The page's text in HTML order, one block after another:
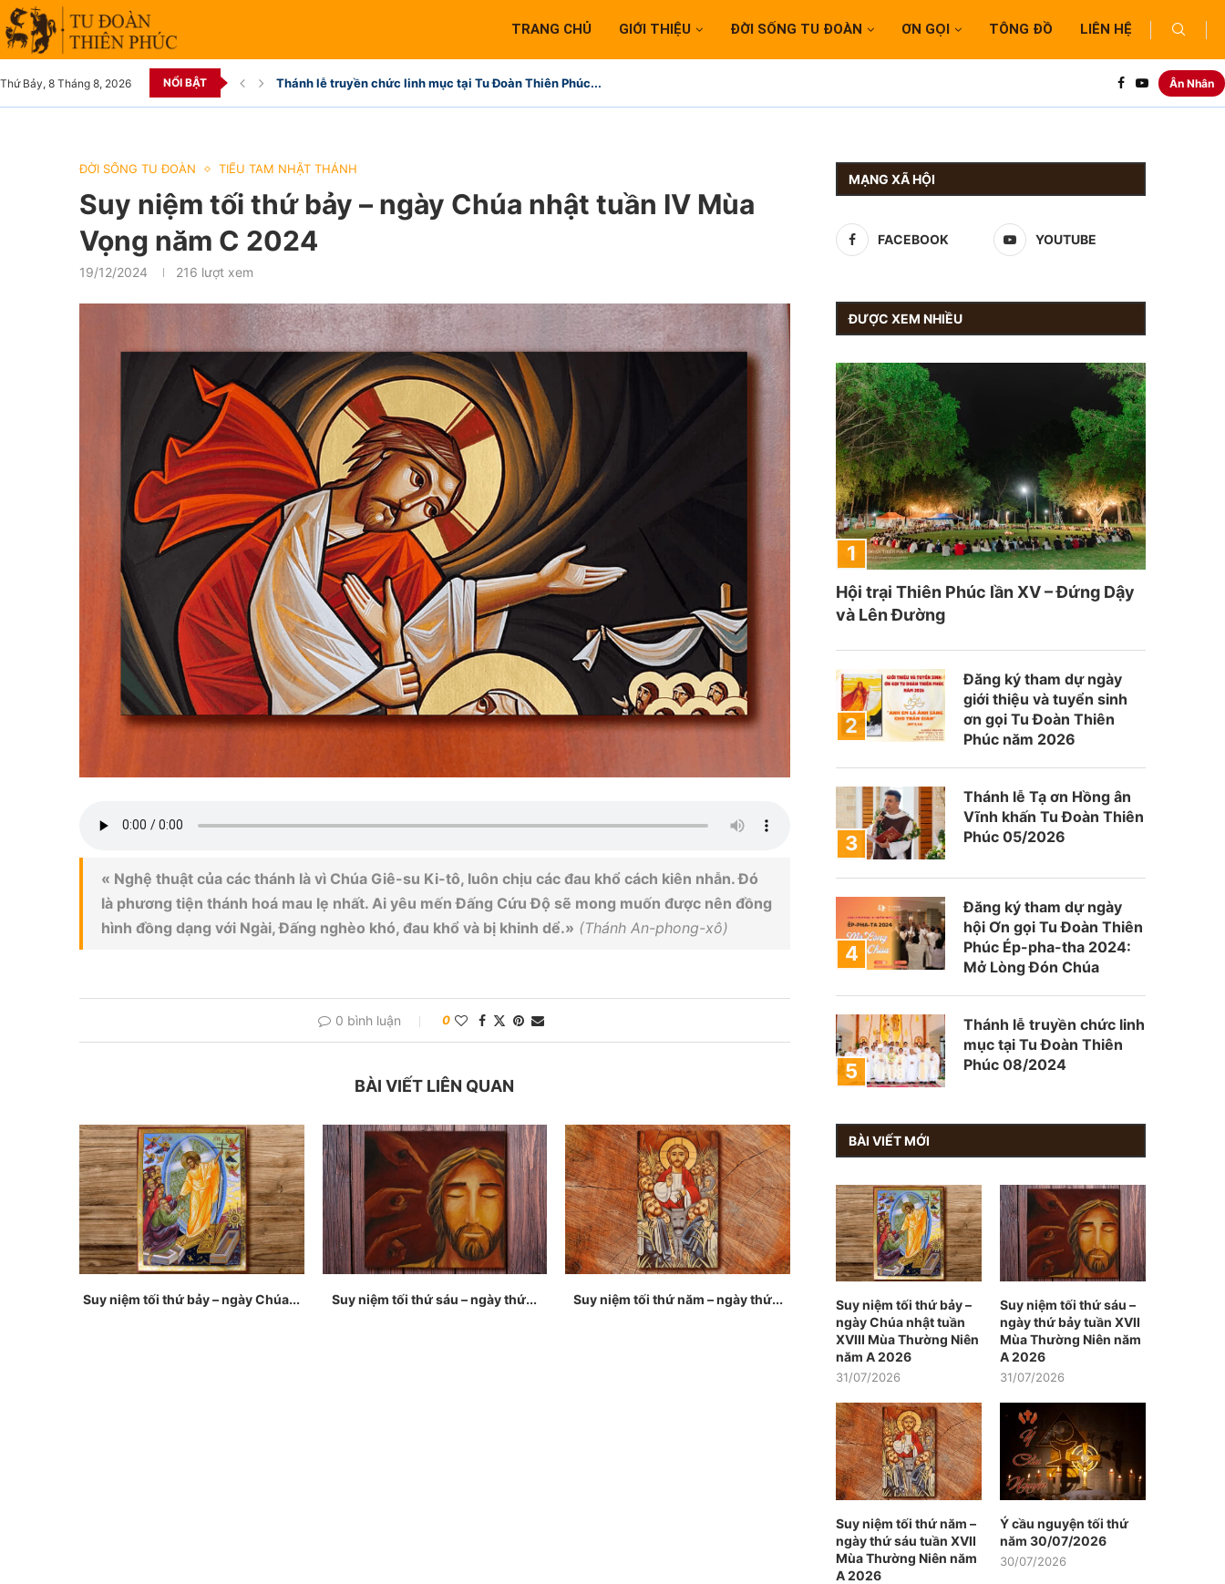
TRANG CHỦ GIỚI THIỆU ĐỜI SỐNG TU ĐOÀN ƠN GỌI TÔNG ĐỒ LIÊN HỆ
Thứ Bảy, 8 Tháng 8, 2026 NỔI BẬT Thánh lễ truyền chức linh mục tại Tu Đoàn Thiên Phúc... Ân Nhân
ĐỜI SỐNG TU ĐOÀN TIỂU TAM NHẬT THÁNH
Suy niệm tối thứ bảy – ngày Chúa nhật tuần IV Mùa
Vọng năm C 2024
19/12/2024 216 lượt xem
« Nghệ thuật của các thánh là vì Chúa Giê-su Ki-tô, luôn chịu các đau khổ cách kiên nhẫn. Đó
là phương tiện thánh hoá mau lẹ nhất. Ai yêu mến Đấng Cứu Độ sẽ mong muốn được nên đồng
hình đồng dạng với Ngài, Đấng nghèo khó, đau khổ và bị khinh dể.» (Thánh An-phong-xô)
0 bình luận 0
BÀI VIẾT LIÊN QUAN
Suy niệm tối thứ bảy – ngày Chúa... Suy niệm tối thứ sáu – ngày thứ... Suy niệm tối thứ năm – ngày thứ...
MẠNG XÃ HỘI
FACEBOOK YOUTUBE
ĐƯỢC XEM NHIỀU
Hội trại Thiên Phúc lần XV – Đứng Dậy
và Lên Đường
Đăng ký tham dự ngày
giới thiệu và tuyển sinh
ơn gọi Tu Đoàn Thiên
Phúc năm 2026
Thánh lễ Tạ ơn Hồng ân
Vĩnh khấn Tu Đoàn Thiên
Phúc 05/2026
Đăng ký tham dự ngày
hội Ơn gọi Tu Đoàn Thiên
Phúc Ép-pha-tha 2024:
Mở Lòng Đón Chúa
Thánh lễ truyền chức linh
mục tại Tu Đoàn Thiên
Phúc 08/2024
BÀI VIẾT MỚI
Suy niệm tối thứ bảy –
ngày Chúa nhật tuần
XVIII Mùa Thường Niên
năm A 2026
31/07/2026
Suy niệm tối thứ sáu –
ngày thứ bảy tuần XVII
Mùa Thường Niên năm
A 2026
31/07/2026
Suy niệm tối thứ năm –
ngày thứ sáu tuần XVII
Mùa Thường Niên năm
A 2026
Ý cầu nguyện tối thứ
năm 30/07/2026
30/07/2026